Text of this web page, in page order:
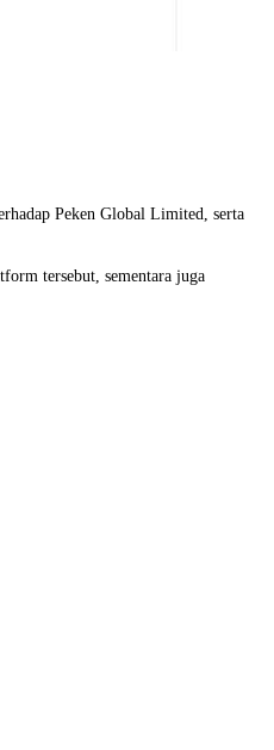
Peken Global Limited, serta
tersebut, sementara juga